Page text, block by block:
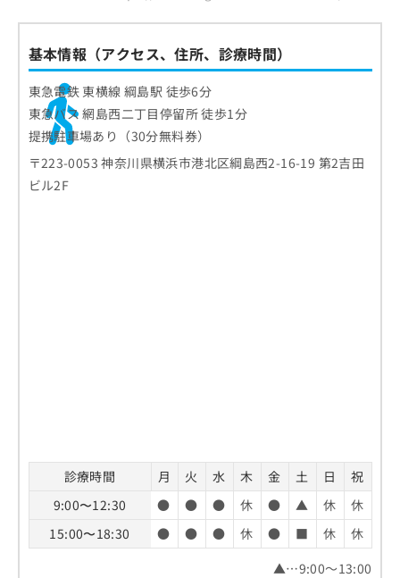
基本情報（アクセス、住所、診療時間）
東急電鉄 東横線 綱島駅 徒歩6分
東急バス 網島西二丁目停留所 徒歩1分
提携駐車場あり（30分無料券）
〒223-0053 神奈川県横浜市港北区綱島西2-16-19 第2吉田
ビル2F
診療時間 月 火 水 木 金 土 日
祝
9:00〜12:30
● ● ● 休 ● ▲ 休
休
15:00〜18:30
● ● ● 休 ● ■ 休
休
▲…9:00～13:00